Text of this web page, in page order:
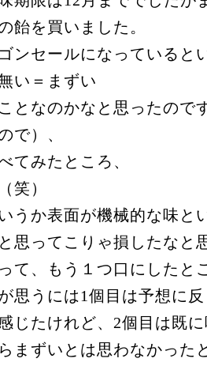
飴を買いました。
ンセールになっていると
い＝まずい
となのかなと思ったので
で）、
てみたところ、
笑）
うか表面が機械的な味と
思ってこりゃ損したなと
て、もう１つ口にしたと
思うには1個目は予想に
じたけれど、2個目は既
まずいとは思わなかった